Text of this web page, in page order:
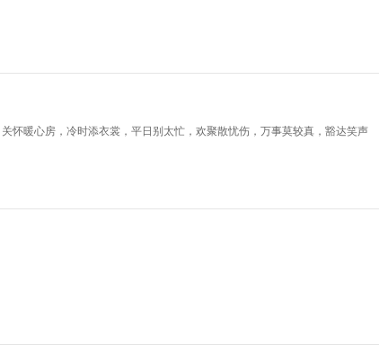
怀暖心房，冷时添衣裳，平日别太忙，欢聚散忧伤，万事莫较真，豁达笑声